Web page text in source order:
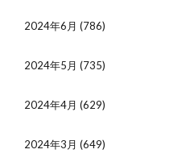
2024年6月 (786)
2024年5月 (735)
2024年4月 (629)
2024年3月 (649)